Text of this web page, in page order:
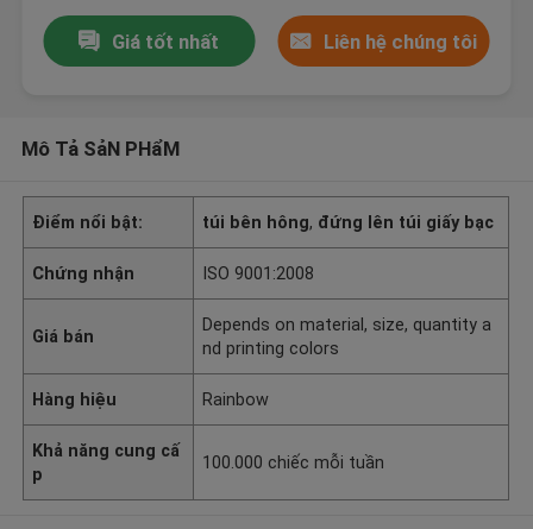
Giá tốt nhất Liên hệ chúng tôi
Mô Tả SảN PHẩM
Điểm nổi bật: túi bên hông, đứng lên túi giấy bạc
Chứng nhận ISO 9001:2008
Giá bán
Depends on material, size, quantity a
nd printing colors
Hàng hiệu Rainbow
Khả năng cung cấ
p
100.000 chiếc mỗi tuần